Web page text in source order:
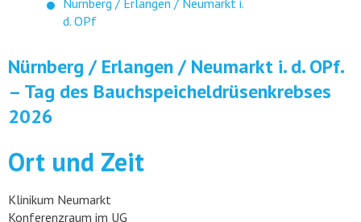
Nürnberg / Erlangen / Neumarkt i.
d. OPf
Nürnberg / Erlangen / Neumarkt i. d. OPf.
– Tag des Bauchspeicheldrüsenkrebses
2026
Ort und Zeit
Klinikum Neumarkt
Konferenzraum im UG